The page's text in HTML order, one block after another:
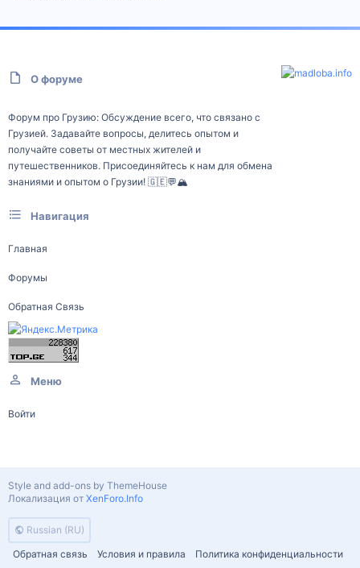
О форуме
Форум про Грузию: Обсуждение всего, что связано с
Грузией. Задавайте вопросы, делитесь опытом и
получайте советы от местных жителей и
путешественников. Присоединяйтесь к нам для обмена
знаниями и опытом о Грузии! 🇬🇪💬🏔️
Навигация
Главная
Форумы
Обратная Связь
Меню
Войти
Russian (RU)
Обратная связь
Условия и правила Политика конфиденциальности
Style and add-ons by ThemeHouse
Локализация от XenForo.Info